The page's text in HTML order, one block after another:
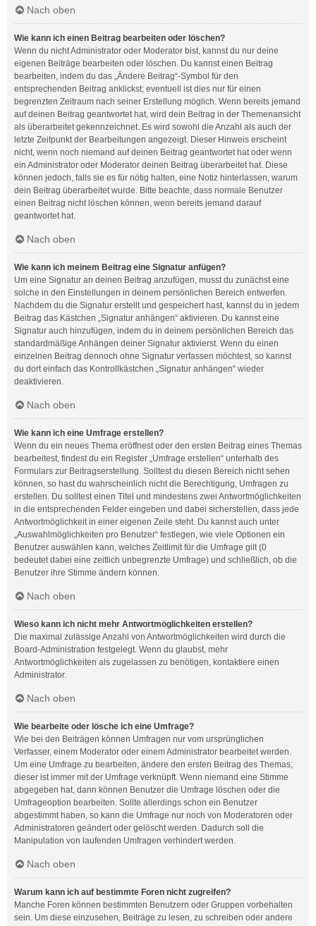
Nach oben
Wie kann ich einen Beitrag bearbeiten oder löschen?
Wenn du nicht Administrator oder Moderator bist, kannst du nur deine
eigenen Beiträge bearbeiten oder löschen. Du kannst einen Beitrag
bearbeiten, indem du das „Ändere Beitrag“-Symbol für den
entsprechenden Beitrag anklickst; eventuell ist dies nur für einen
begrenzten Zeitraum nach seiner Erstellung möglich. Wenn bereits jemand
auf deinen Beitrag geantwortet hat, wird dein Beitrag in der Themenansicht
als überarbeitet gekennzeichnet. Es wird sowohl die Anzahl als auch der
letzte Zeitpunkt der Bearbeitungen angezeigt. Dieser Hinweis erscheint
nicht, wenn noch niemand auf deinen Beitrag geantwortet hat oder wenn
ein Administrator oder Moderator deinen Beitrag überarbeitet hat. Diese
können jedoch, falls sie es für nötig halten, eine Notiz hinterlassen, warum
dein Beitrag überarbeitet wurde. Bitte beachte, dass normale Benutzer
einen Beitrag nicht löschen können, wenn bereits jemand darauf
geantwortet hat.
Nach oben
Wie kann ich meinem Beitrag eine Signatur anfügen?
Um eine Signatur an deinen Beitrag anzufügen, musst du zunächst eine
solche in den Einstellungen in deinem persönlichen Bereich entwerfen.
Nachdem du die Signatur erstellt und gespeichert hast, kannst du in jedem
Beitrag das Kästchen „Signatur anhängen“ aktivieren. Du kannst eine
Signatur auch hinzufügen, indem du in deinem persönlichen Bereich das
standardmäßige Anhängen deiner Signatur aktivierst. Wenn du einen
einzelnen Beitrag dennoch ohne Signatur verfassen möchtest, so kannst
du dort einfach das Kontrollkästchen „Signatur anhängen“ wieder
deaktivieren.
Nach oben
Wie kann ich eine Umfrage erstellen?
Wenn du ein neues Thema eröffnest oder den ersten Beitrag eines Themas
bearbeitest, findest du ein Register „Umfrage erstellen“ unterhalb des
Formulars zur Beitragserstellung. Solltest du diesen Bereich nicht sehen
können, so hast du wahrscheinlich nicht die Berechtigung, Umfragen zu
erstellen. Du solltest einen Titel und mindestens zwei Antwortmöglichkeiten
in die entsprechenden Felder eingeben und dabei sicherstellen, dass jede
Antwortmöglichkeit in einer eigenen Zeile steht. Du kannst auch unter
„Auswahlmöglichkeiten pro Benutzer“ festlegen, wie viele Optionen ein
Benutzer auswählen kann, welches Zeitlimit für die Umfrage gilt (0
bedeutet dabei eine zeitlich unbegrenzte Umfrage) und schließlich, ob die
Benutzer ihre Stimme ändern können.
Nach oben
Wieso kann ich nicht mehr Antwortmöglichkeiten erstellen?
Die maximal zulässige Anzahl von Antwortmöglichkeiten wird durch die
Board-Administration festgelegt. Wenn du glaubst, mehr
Antwortmöglichkeiten als zugelassen zu benötigen, kontaktiere einen
Administrator.
Nach oben
Wie bearbeite oder lösche ich eine Umfrage?
Wie bei den Beiträgen können Umfragen nur vom ursprünglichen
Verfasser, einem Moderator oder einem Administrator bearbeitet werden.
Um eine Umfrage zu bearbeiten, ändere den ersten Beitrag des Themas;
dieser ist immer mit der Umfrage verknüpft. Wenn niemand eine Stimme
abgegeben hat, dann können Benutzer die Umfrage löschen oder die
Umfrageoption bearbeiten. Sollte allerdings schon ein Benutzer
abgestimmt haben, so kann die Umfrage nur noch von Moderatoren oder
Administratoren geändert oder gelöscht werden. Dadurch soll die
Manipulation von laufenden Umfragen verhindert werden.
Nach oben
Warum kann ich auf bestimmte Foren nicht zugreifen?
Manche Foren können bestimmten Benutzern oder Gruppen vorbehalten
sein. Um diese einzusehen, Beiträge zu lesen, zu schreiben oder andere